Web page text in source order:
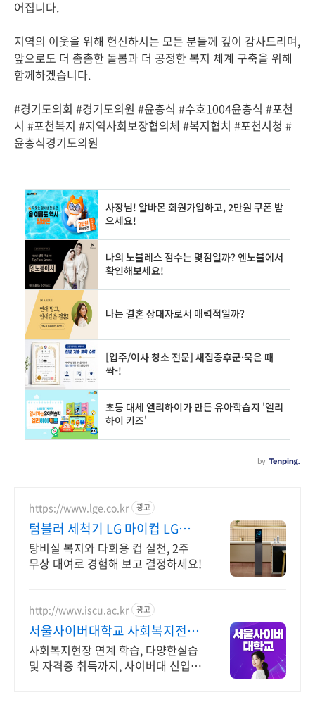
어집니다.
지역의 이웃을 위해 헌신하시는 모든 분들께 깊이 감사드리며,
앞으로도 더 촘촘한 돌봄과 더 공정한 복지 체계 구축을 위해
함께하겠습니다.
#경기도의회 #경기도의원 #윤충식 #수호1004윤충식 #포천
시 #포천복지 #지역사회보장협의체 #복지협치 #포천시청 #
윤충식경기도의원
https://www.lge.co.kr 광고
텀블러 세척기 LG 마이컵 LG마
이컵 무상대여신청
탕비실 복지와 다회용 컵 실천, 2주
무상 대여로 경험해 보고 결정하세요!
http://www.iscu.ac.kr 광고
서울사이버대학교 사회복지전공
2026 가을학기 신편입생
사회복지현장 연계 학습, 다양한실습
및 자격증 취득까지, 사이버대 신입생